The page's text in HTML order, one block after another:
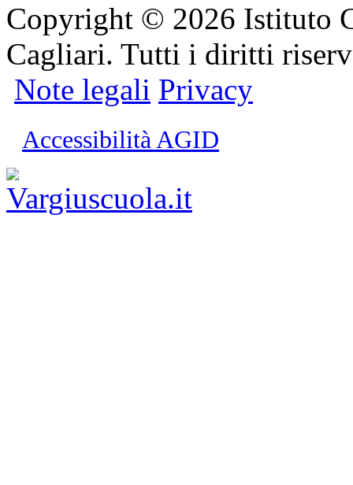
Copyright © 2026 Istituto
Cagliari. Tutti i diritti
Note legali Privacy
Accessibilità AGID